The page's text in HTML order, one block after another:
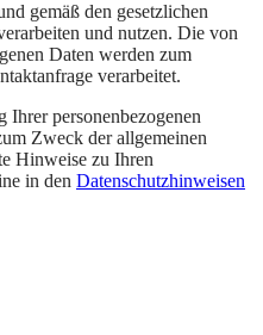
gemäß den gesetzlichen
und nutzen. Die von
Daten werden zum
verarbeitet.
Ihrer personenbezogenen
Zweck der allgemeinen
Hinweise zu Ihren
in den Datenschutzhinweisen